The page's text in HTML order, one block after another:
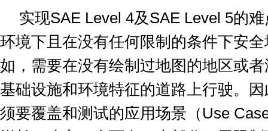
实现SAE Level 4及 SAE Level 5的
环境下且在没有任何限制的条件下安
如，需要在没有绘制过地图的地区或
基础设施和环境特征的道路上行驶。
须要覆盖和测试的应用场景（ Use